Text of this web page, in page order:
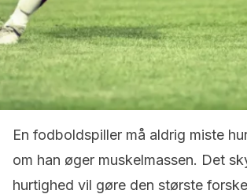
En fodboldspiller må aldrig miste
om han øger muskelmassen. Det
hurtighed vil gøre den største